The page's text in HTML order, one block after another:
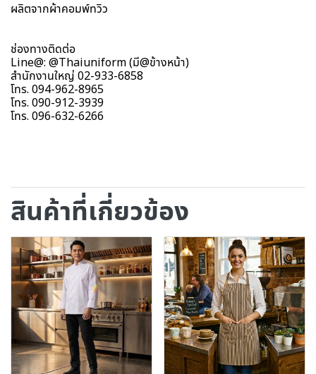
ผลิตจากผ้าคอมพ์ทวิว
ช่องทางติดต่อ
Line@: @Thaiuniform (มี@ข้างหน้า)
สำนักงานใหญ่ 02-933-6858
โทร. 094-962-8965
โทร. 090-912-3939
โทร. 096-632-6266
สินค้าที่เกี่ยวข้อง